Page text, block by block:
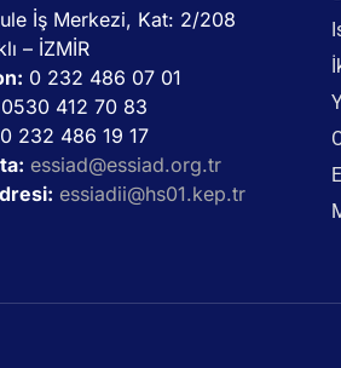
İş Merkezi, Kat: 2/208
– İZMİR
0 232 486 07 01
0530 412 70 83
0 232 486 19 17
essiad@essiad.org.tr
essiadii@hs01.kep.tr